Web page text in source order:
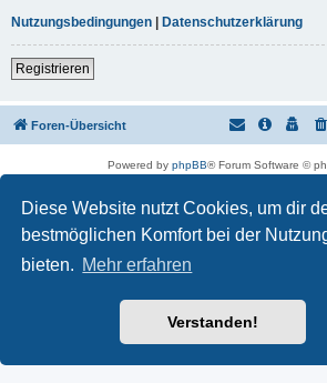
Diese Website nutzt Cookies, um dir
bestmöglichen Komfort bei der
bieten. Mehr erfahren
Verstanden!
Nutzungsbedingungen | Datenschutzerklärung
Registrieren
Foren-Übersicht
Powered by phpBB® Forum Software ©
Datenschutz|